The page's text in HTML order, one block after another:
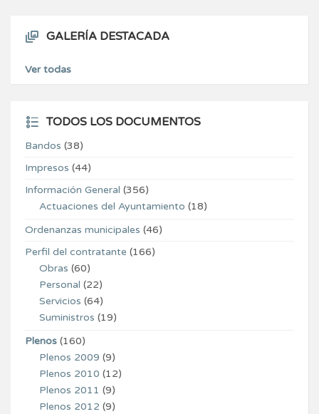
GALERÍA DESTACADA
Ver todas
TODOS LOS DOCUMENTOS
Bandos (38)
Impresos (44)
Información General (356)
Actuaciones del Ayuntamiento (18)
Ordenanzas municipales (46)
Perfil del contratante (166)
Obras (60)
Personal (22)
Servicios (64)
Suministros (19)
Plenos (160)
Plenos 2009 (9)
Plenos 2010 (12)
Plenos 2011 (9)
Plenos 2012 (9)